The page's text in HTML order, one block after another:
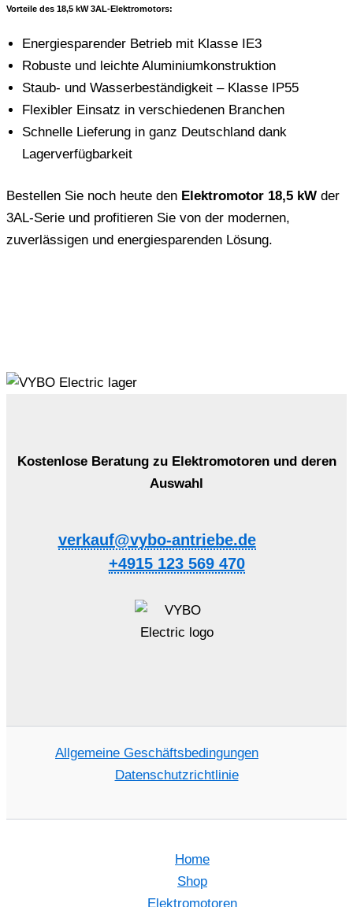
Vorteile des 18,5 kW 3AL-Elektromotors:
Energiesparender Betrieb mit Klasse IE3
Robuste und leichte Aluminiumkonstruktion
Staub- und Wasserbeständigkeit – Klasse IP55
Flexibler Einsatz in verschiedenen Branchen
Schnelle Lieferung in ganz Deutschland dank
Lagerverfügbarkeit
Bestellen Sie noch heute den Elektromotor 18,5 kW der
3AL-Serie und profitieren Sie von der modernen,
zuverlässigen und energiesparenden Lösung.
Kostenlose Beratung zu Elektromotoren und deren
Auswahl
verkauf@vybo-antriebe.de
+4915 123 569 470
Allgemeine Geschäftsbedingungen
Datenschutzrichtlinie
Home
Shop
Elektromotoren